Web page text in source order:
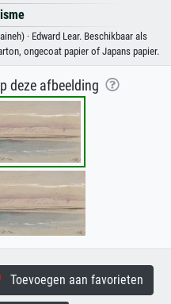
· Edward Lear. Beschikbaar als
ongecoat papier of Japans papier.
deze afbeelding
Toevoegen aan favorieten